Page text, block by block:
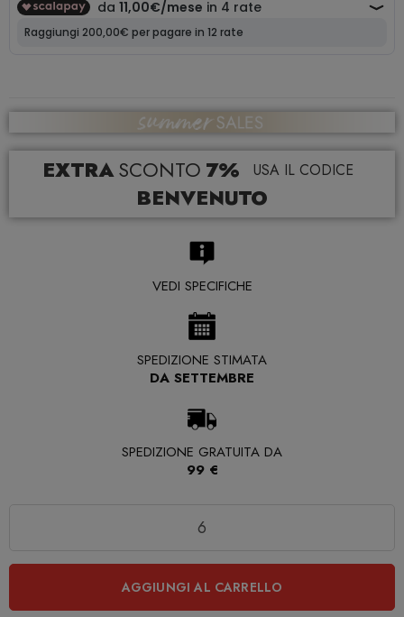
EXTRA SCONTO 7% USA IL CODICE
BENVENUTO
VEDI SPECIFICHE
SPEDIZIONE STIMATA
DA SETTEMBRE
SPEDIZIONE GRATUITA DA
99 €
AGGIUNGI AL CARRELLO